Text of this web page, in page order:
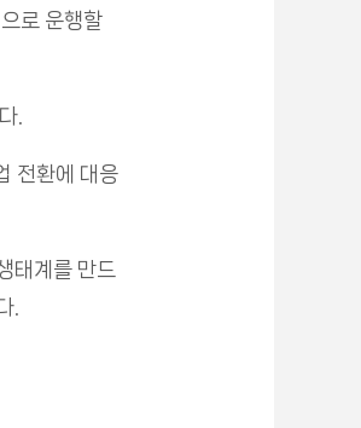
로 운행할
.
전환에 대응
태계를 만드
.